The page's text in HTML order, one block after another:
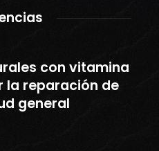
con vitamina
la reparación de
general